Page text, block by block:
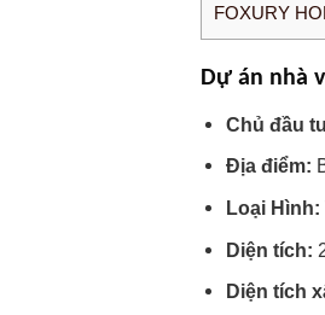
FOXURY
Dự án nhà
Chủ đầu
Địa điểm:
Loại Hình:
Diện tích:
Diện tích